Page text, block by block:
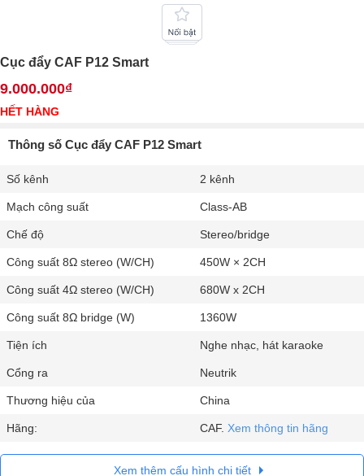
Cục đẩy CAF P12 Smart
9.000.000₫
HẾT HÀNG
Thông số Cục đẩy CAF P12 Smart
Số kênh 2 kênh
Mạch công suất Class-AB
Chế độ Stereo/bridge
Công suất 8Ω stereo (W/CH) 450W × 2CH
Công suất 4Ω stereo (W/CH) 680W x 2CH
Công suất 8Ω bridge (W) 1360W
Tiện ích Nghe nhạc, hát karaoke
Cổng ra Neutrik
Thương hiệu của China
Hãng: CAF. Xem thông tin hãng
Xem thêm cấu hình chi tiết